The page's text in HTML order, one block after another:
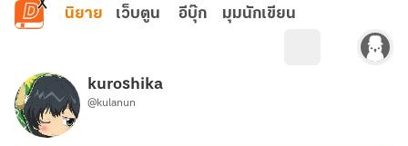
ข้ามไปยังเนื้อหาหลัก
นิยาย เว็บตูน อีบุ๊ก มุมนักเขียน
kuroshika
@kulanun